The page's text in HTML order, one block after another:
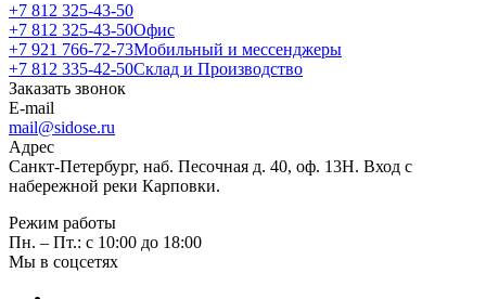
+7 812 325-43-50
+7 812 325-43-50Офис
+7 921 766-72-73Мобильный и мессенджеры
+7 812 335-42-50Склад и Производство
Заказать звонок
E-mail
mail@sidose.ru
Адрес
Санкт-Петербург, наб. Песочная д. 40, оф. 13Н. Вход с
набережной реки Карповки.
Режим работы
Пн. – Пт.: с 10:00 до 18:00
Мы в соцсетях